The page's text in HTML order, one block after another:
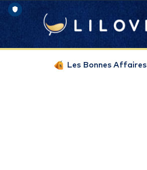
Les Bonnes Affaires